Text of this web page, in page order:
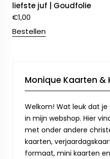
liefste juf | Goudfolie
€1,00
Bestellen
Monique Kaarten &
Welkom! Wat leuk dat
in mijn webshop. Hier
met onder andere
kaarten,
formaat, mini kaarten